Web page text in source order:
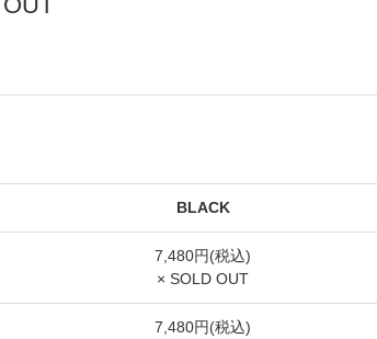
BLACK
7,480円(税込)
× SOLD OUT
7,480円(税込)